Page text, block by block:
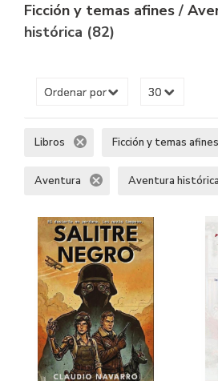
Ficción y temas afines/
histórica (82)
Libros Ficción y temas afines
Aventura Aventura histórica